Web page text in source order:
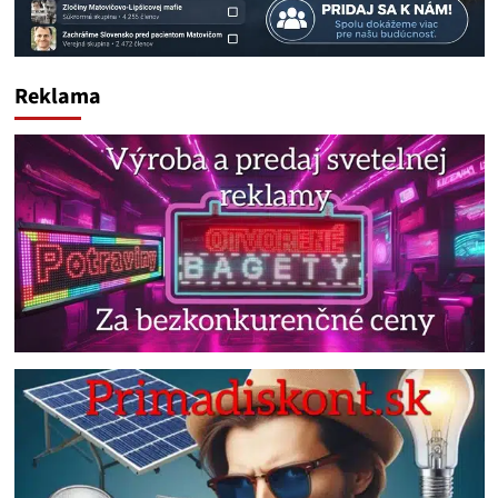
Reklama